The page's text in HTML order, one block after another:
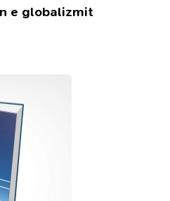
e globalizmit